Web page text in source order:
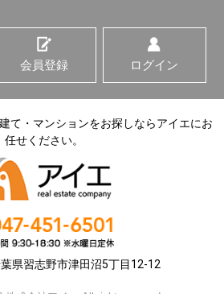
は、ご本人からの申出がありましたら
きます。
者への提供
ある場合。
または財産の保護のため必要があ
人の同意を得ることが困難である
合であって、ご本人の同意を得る
き。
定める事務を遂行することに対し
会員登録 ログイン
て・マンションをお探しならアイエにお
任せください。
県習志野市津田沼5丁目12-12